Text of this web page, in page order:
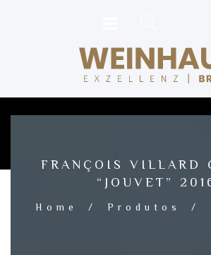
FRANÇOIS VILLARD
“JOUVET”
Home / Produtos /